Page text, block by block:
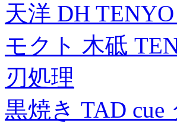
天洋 DH TENYO
モクト 木砥
刃処理
黒焼き TAD